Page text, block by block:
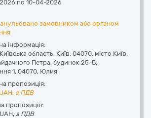
по 10-04-2026
замовником або органом
інформація:
Київська область, Київ, 04070, місто Київ,
Петра, будинок 25-Б,
1, 04070, Юлия
пропозиція:
UAH, з ПДВ
пропозиція:
з ПДВ